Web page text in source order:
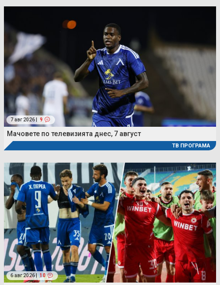
7 авг 2026 | 9
Мачовете по телевизията днес, 7 август
ТВ ПРОГРАМА
6 авг 2026 | 10